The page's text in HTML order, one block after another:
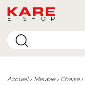
E-SHOP
Accueil Meuble Chaise